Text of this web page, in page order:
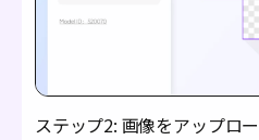
ステップ2: 画像をアップロ